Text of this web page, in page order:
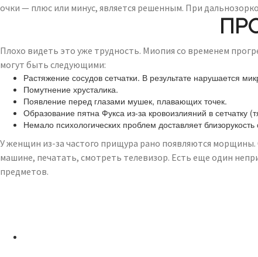
очки — плюс или минус, является решенным. При
Плохо видеть это уже трудность. Миопия со временем
могут быть следующими:
Растяжение сосудов сетчатки. В результате нарушается
Помутнение хрусталика.
Появление перед глазами мушек, плавающих точек.
Образование пятна Фукса из-за кровоизлияний в сетчатку
Немало психологических проблем доставляет близорукость
У женщин из-за частого прищура рано появляются
машине, печатать, смотреть телевизор. Есть еще один
предметов.